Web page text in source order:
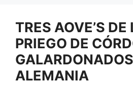
TRES AOVE’S DE
PRIEGO DE
ALEMANIA